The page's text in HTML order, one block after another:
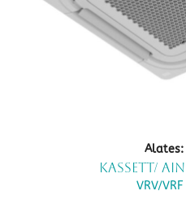
Alates:
Kassett/
VRV/